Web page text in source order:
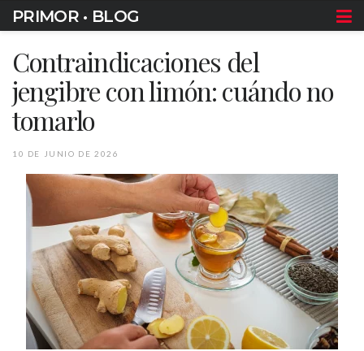
PRIMOR • BLOG
Contraindicaciones del
jengibre con limón: cuándo no
tomarlo
10 DE JUNIO DE 2026